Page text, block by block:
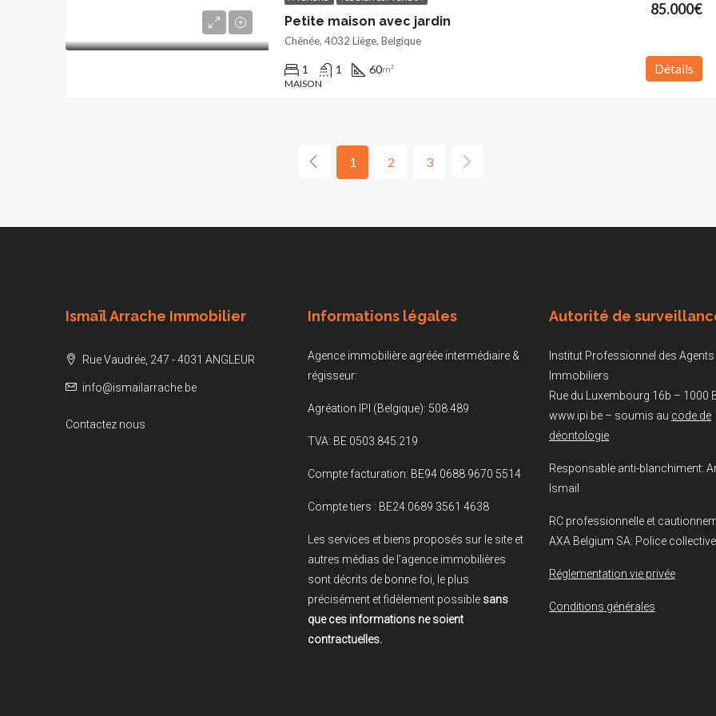
Petite maison avec jardin
85.000€
Chênée, 4032 Liège, Belgique
1 1 60m²
MAISON
Détails
1 2 3
Ismaïl Arrache Immobilier
Rue Vaudrée, 247 - 4031 ANGLEUR
info@ismailarrache.be
Contactez nous
Informations légales
Agence immobilière agréée intermédiaire &
régisseur:
Agréation IPI (Belgique): 508.489
TVA: BE 0503.845.219
Compte facturation: BE94 0688 9670 5514
Compte tiers : BE24 0689 3561 4638
Les services et biens proposés sur le site et
autres médias de l’agence immobilières
sont décrits de bonne foi, le plus
précisément et fidèlement possiblesans
que ces informations ne soient
contractuelles.
Autorité de
Institut Professionnel des Agents
Immobiliers
Rue du Luxembourg 16b – 1000
www.ipi.be – soumis au code de
déontologie
Responsable anti-blanchiment:
Ismaïl
RC professionnelle et
AXA Belgium SA: Police collective
Réglementation vie privée
Conditions générales